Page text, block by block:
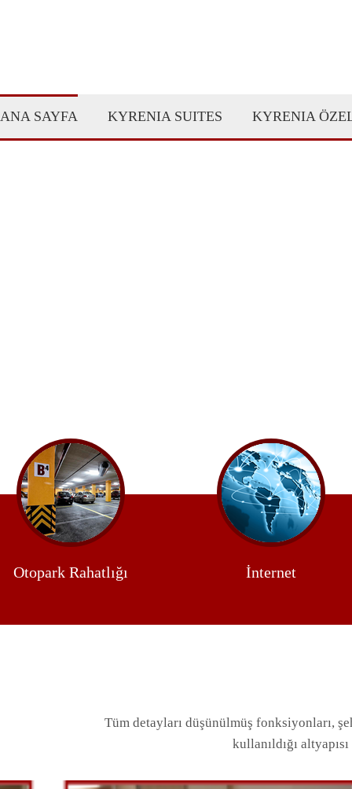
ANA SAYFA KYRENIA SUITES KYRENIA
Otopark Rahatlığı İnternet
Tüm detayları düşünülmüş fonksiyonları,
kullanıldığı